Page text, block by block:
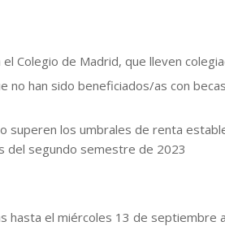
Colegio de Madrid, que lleven
no han sido beneficiados/as con
superen los umbrales de renta
del segundo semestre de 2023
hasta el miércoles 13 de septiembre